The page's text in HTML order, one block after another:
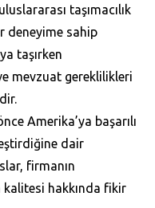
taşımacılık
deneyime sahip
taşırken
mevzuat gereklilikleri
Amerika’ya başarılı
dair
firmanın
hakkında fikir